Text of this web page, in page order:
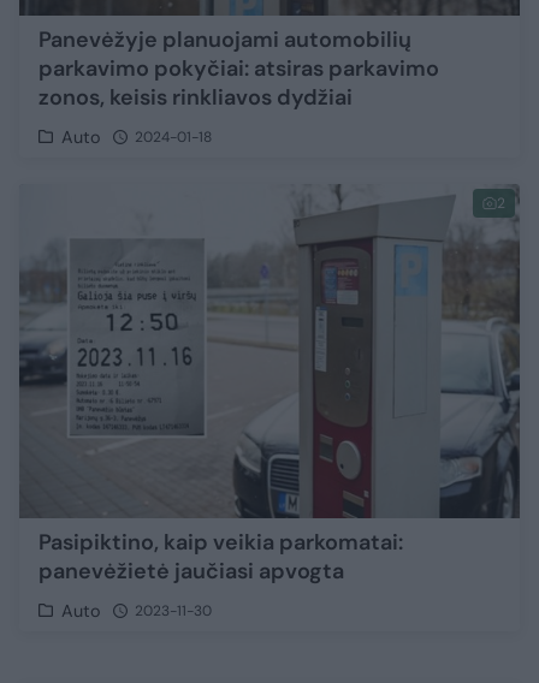
Panevėžyje planuojami automobilių
parkavimo pokyčiai: atsiras parkavimo
zonos, keisis rinkliavos dydžiai
Auto 2024-01-18
2
Pasipiktino, kaip veikia parkomatai:
panevėžietė jaučiasi apvogta
Auto 2023-11-30